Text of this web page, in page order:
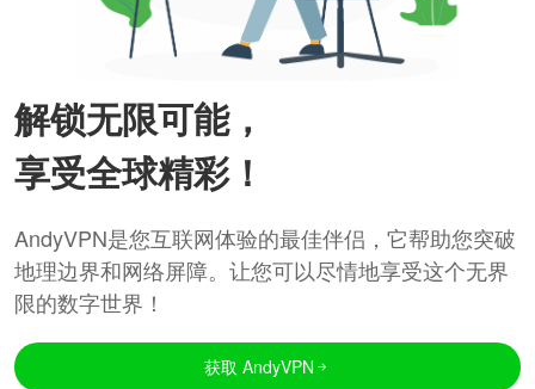
解锁无限可能，
享受全球精彩！
AndyVPN是您互联网体验的最佳伴侣，它帮助您突破
地理边界和网络屏障。让您可以尽情地享受这个无界
限的数字世界！
获取 AndyVPN